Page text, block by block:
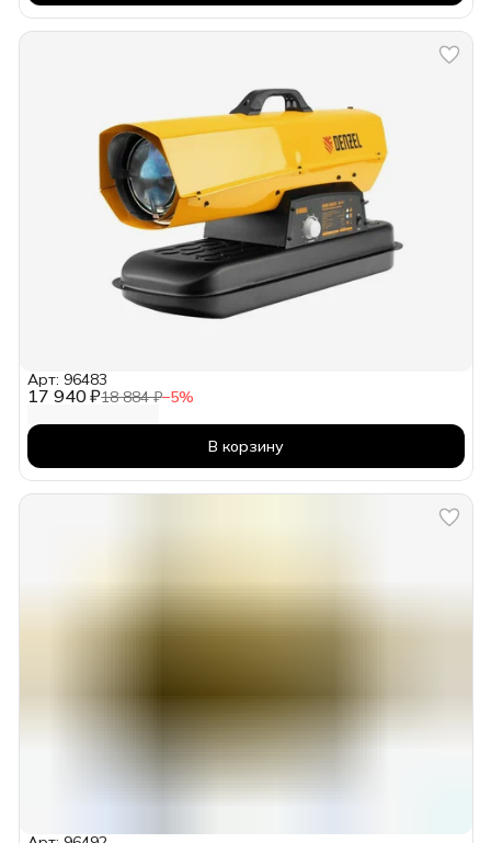
17 940 ₽18 884 ₽−5%
Арт: 96483
В корзину